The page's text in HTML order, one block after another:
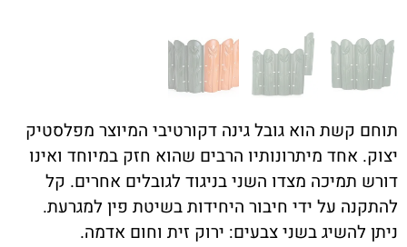
תוחם קשת הוא גובל גינה דקורטיבי המיוצר מפלסטיק
יצוק. אחד מיתרונותיו הרבים שהוא חזק במיוחד ואינו
דורש תמיכה מצדו השני בניגוד לגובלים אחרים. קל
להתקנה על ידי חיבור היחידות בשיטת פין למגרעת.
ניתן להשיג בשני צבעים: ירוק זית וחום אדמה.